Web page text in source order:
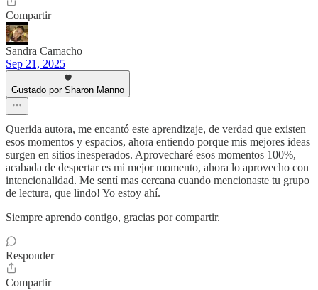
Compartir
Sandra Camacho
Sep 21, 2025
Gustado por Sharon Manno
Querida autora, me encantó este aprendizaje, de verdad que existen
esos momentos y espacios, ahora entiendo porque mis mejores ideas
surgen en sitios inesperados. Aprovecharé esos momentos 100%,
acabada de despertar es mi mejor momento, ahora lo aprovecho con
intencionalidad. Me sentí mas cercana cuando mencionaste tu grupo
de lectura, que lindo! Yo estoy ahí.
Siempre aprendo contigo, gracias por compartir.
Responder
Compartir